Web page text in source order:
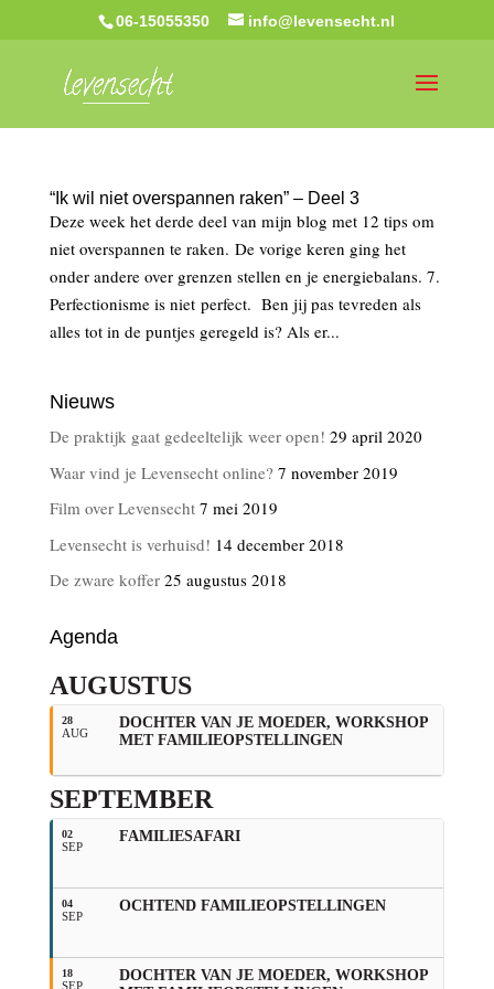
06-15055350 info@levensecht.nl
“Ik wil niet overspannen raken” – Deel 3
Deze week het derde deel van mijn blog met 12 tips om
niet overspannen te raken. De vorige keren ging het
onder andere over grenzen stellen en je energiebalans. 7.
Perfectionisme is niet perfect. Ben jij pas tevreden als
alles tot in de puntjes geregeld is? Als er...
Nieuws
De praktijk gaat gedeeltelijk weer open! 29 april 2020
Waar vind je Levensecht online? 7 november 2019
Film over Levensecht 7 mei 2019
Levensecht is verhuisd! 14 december 2018
De zware koffer 25 augustus 2018
Agenda
AUGUSTUS
28
AUG
DOCHTER VAN JE MOEDER, WORKSHOP
MET FAMILIEOPSTELLINGEN
SEPTEMBER
02
SEP
FAMILIESAFARI
04
SEP
OCHTEND FAMILIEOPSTELLINGEN
18
SEP
DOCHTER VAN JE MOEDER, WORKSHOP